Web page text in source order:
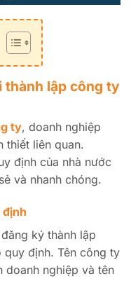
thành lập công ty
ty, doanh nghiệp
thiết liên quan.
định của nhà nước
và nhanh chóng.
ký thành lập
định. Tên công ty
doanh nghiệp và tên